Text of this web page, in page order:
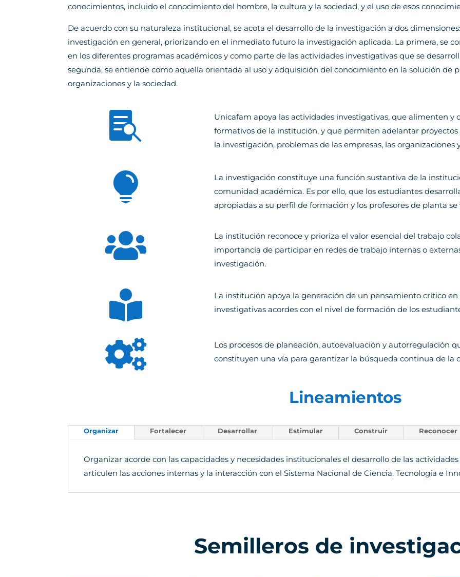
conocimientos, incluido el conocimiento del hombre, la cultura y la sociedad, y el uso de esos
De acuerdo con su naturaleza institucional, se acota el desarrollo de la investigación a dos
investigación en general, priorizando en el inmediato futuro la investigación aplicada. La primera, se
en los diferentes programas académicos y como parte de las actividades investigativas que se
segunda, se entiende como aquella orientada al uso y adquisición del conocimiento en la solución de
organizaciones y la sociedad.

Unicafam apoya las actividades investigativas, que alimenten y
formativos de la institución, y que permiten adelantar
la investigación, problemas de las empresas, las organizaciones

La investigación constituye una función sustantiva de la
comunidad académica. Es por ello, que los estudiantes
apropiadas a su perfil de formación y los profesores de planta

La institución reconoce y prioriza el valor esencial del trabajo
importancia de participar en redes de trabajo internas o
investigación.

La institución apoya la generación de un pensamiento crítico
investigativas acordes con el nivel de formación de los

Los procesos de planeación, autoevaluación y autorregulación
constituyen una vía para garantizar la búsqueda continua de la
Lineamientos
Organizar Fortalecer Desarrollar Estimular Construir Reconocer
Organizar acorde con las capacidades y necesidades institucionales el desarrollo de las
articulen las acciones internas y la interacción con el Sistema Nacional de Ciencia, Tecnología e
Semilleros de